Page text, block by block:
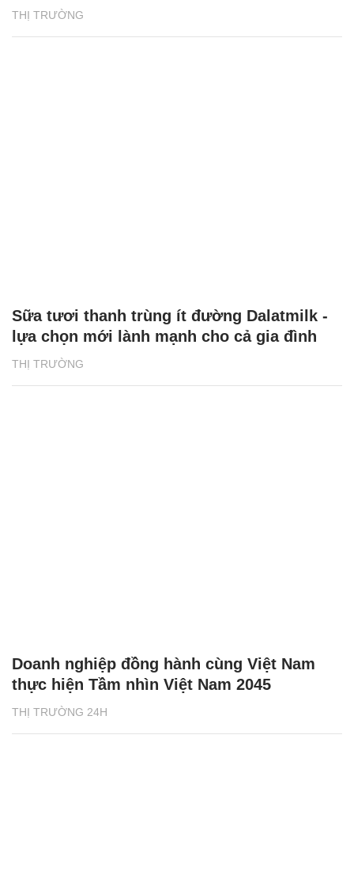
THỊ TRƯỜNG
THỊ TRƯỜNG
Sữa tươi thanh trùng ít đường Dalatmilk -
lựa chọn mới lành mạnh cho cả gia đình
THỊ TRƯỜNG 24H
Doanh nghiệp đồng hành cùng Việt Nam
thực hiện Tầm nhìn Việt Nam 2045